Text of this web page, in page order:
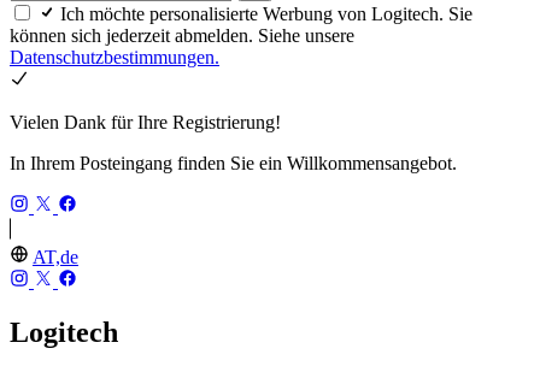
Ich möchte personalisierte Werbung von Logitech. Sie
können sich jederzeit abmelden. Siehe unsere
Datenschutzbestimmungen.
Vielen Dank für Ihre Registrierung!
In Ihrem Posteingang finden Sie ein Willkommensangebot.
AT,de
Logitech